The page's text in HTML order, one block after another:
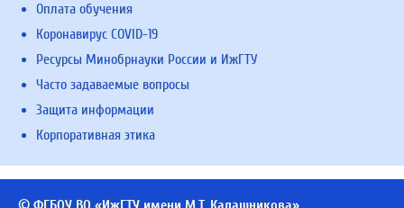
Оплата обучения
Коронавирус COVID-19
Ресурсы Минобрнауки России и ИжГТУ
Часто задаваемые вопросы
Защита информации
Корпоративная этика